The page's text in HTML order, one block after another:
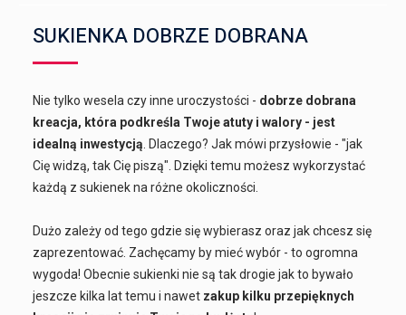
SUKIENKA DOBRZE DOBRANA
Nie tylko wesela czy inne uroczystości - dobrze dobrana
kreacja, która podkreśla Twoje atuty i walory - jest
idealną inwestycją . Dlaczego? Jak mówi przysłowie - "jak
Cię widzą, tak Cię piszą". Dzięki temu możesz wykorzystać
każdą z sukienek na różne okoliczności.
Dużo zależy od tego gdzie się wybierasz oraz jak chcesz się
zaprezentować. Zachęcamy by mieć wybór - to ogromna
wygoda! Obecnie sukienki nie są tak drogie jak to bywało
jeszcze kilka lat temu i nawet zakup kilku przepięknych